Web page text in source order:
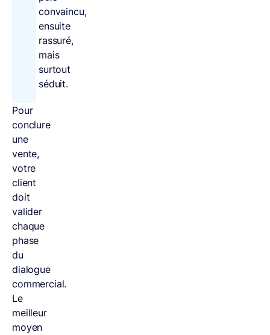
convaincu,
ensuite
rassuré,
mais
surtout
séduit.
Pour
conclure
une
vente,
votre
client
doit
valider
chaque
phase
du
dialogue
commercial.
Le
meilleur
moyen